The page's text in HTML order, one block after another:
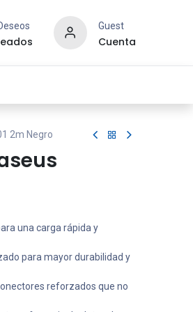
Guest
Cuenta
2m Negro
una carga rápida y
para mayor durabilidad y
reforzados que no